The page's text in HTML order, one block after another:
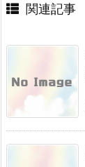
関連記事